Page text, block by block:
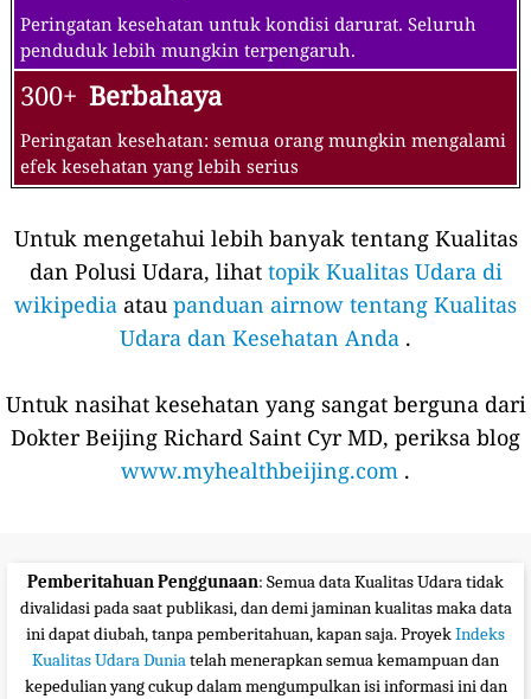
Peringatan kesehatan untuk kondisi darurat. Seluruh
penduduk lebih mungkin terpengaruh.
300+ Berbahaya
Peringatan kesehatan: semua orang mungkin mengalami
efek kesehatan yang lebih serius
Untuk mengetahui lebih banyak tentang Kualitas
dan Polusi Udara, lihat topik Kualitas Udara di
wikipedia atau panduan airnow tentang Kualitas
Udara dan Kesehatan Anda .
Untuk nasihat kesehatan yang sangat berguna dari
Dokter Beijing Richard Saint Cyr MD, periksa blog
www.myhealthbeijing.com .
Pemberitahuan Penggunaan: Semua data Kualitas Udara tidak
divalidasi pada saat publikasi, dan demi jaminan kualitas maka data
ini dapat diubah, tanpa pemberitahuan, kapan saja. ProyekIndeks
Kualitas Udara Duniatelah menerapkan semua kemampuan dan
kepedulian yang cukup dalam mengumpulkan isi informasi ini dan